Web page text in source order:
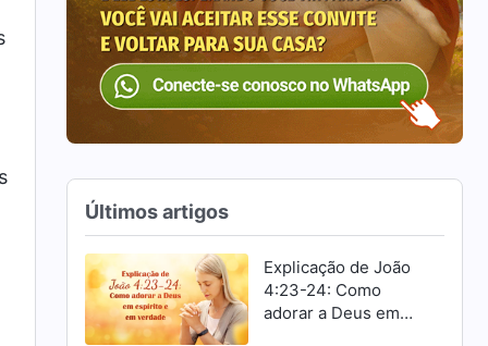
Últimos artigos
Explicação de João
4:23-24: Como
adorar a Deus em